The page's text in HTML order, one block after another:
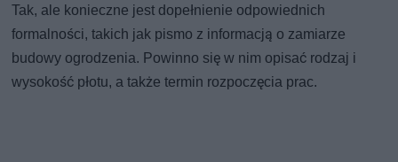
Tak, ale konieczne jest dopełnienie odpowiednich
formalności, takich jak pismo z informacją o zamiarze
budowy ogrodzenia. Powinno się w nim opisać rodzaj i
wysokość płotu, a także termin rozpoczęcia prac.